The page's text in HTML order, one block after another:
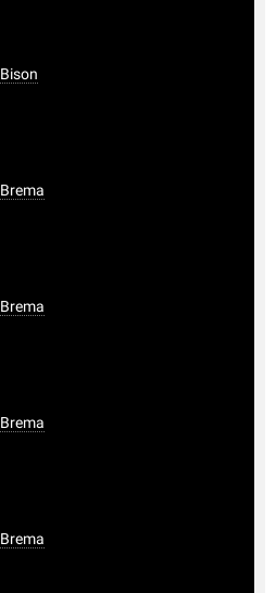
Bison
Brema
Brema
Brema
Brema